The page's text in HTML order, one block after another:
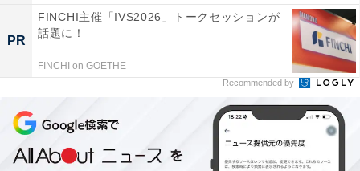
PR
FINCHI主催「IVS2026」トークセッションが
話題に！
FINCHI on GOETHE
Recommended by